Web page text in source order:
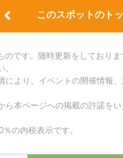
このスポットのト
です。随時更新をしており
より、イベントの開催情報
本ページへの掲載の許諾を
の内税表示です。